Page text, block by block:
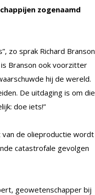
zogenaamd
zo sprak Richard Branson
Branson ook voorzitter
hij de wereld.
De uitdaging is om die
doe iets!”
de olieproductie wordt
catastrofale gevolgen
geowetenschapper bij